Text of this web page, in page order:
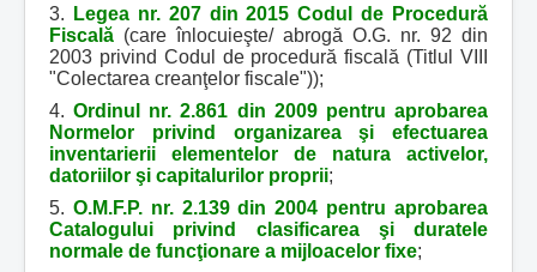
3.
Legea nr. 207 din 2015 Codul de Procedură
Fiscală (care înlocuieşte/ abrogă O.G. nr. 92 din
2003 privind Codul de procedură fiscală (Titlul VIII
"Colectarea creanţelor fiscale"));
4.Ordinul nr. 2.861 din 2009 pentru aprobarea
Normelor privind organizarea şi efectuarea
inventarierii elementelor de natura activelor,
datoriilor şi capitalurilor proprii;
5. O.M.F.P. nr. 2.139 din 2004 pentru aprobarea
Catalogului privind clasificarea şi duratele
normale de funcţionare a mijloacelor fixe;